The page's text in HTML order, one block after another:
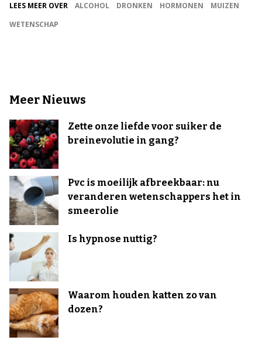
LEES MEER OVER ALCOHOL DRONKEN HORMONEN
MUIZEN
WETENSCHAP
Meer Nieuws
Zette onze liefde voor suiker de
breinevolutie in gang?
Pvc is moeilijk afbreekbaar: nu
veranderen wetenschappers het in
smeerolie
Is hypnose nuttig?
Waarom houden katten zo van
dozen?